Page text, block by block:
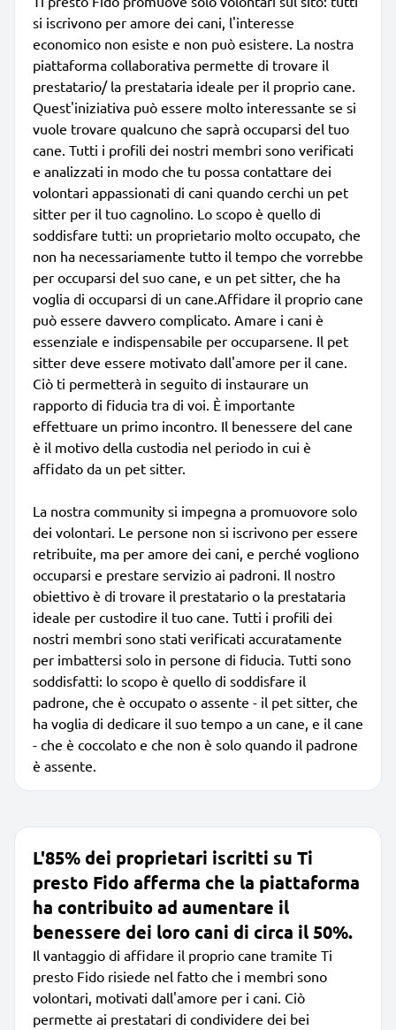
si iscrivono per amore dei cani, l'interesse
economico non esiste e non può esistere. La nostra
piattaforma collaborativa permette di trovare il
prestatario/ la prestataria ideale per il proprio cane.
Quest'iniziativa può essere molto interessante se si
vuole trovare qualcuno che saprà occuparsi del tuo
cane. Tutti i profili dei nostri membri sono verificati
e analizzati in modo che tu possa contattare dei
volontari appassionati di cani quando cerchi un pet
sitter per il tuo cagnolino. Lo scopo è quello di
soddisfare tutti: un proprietario molto occupato, che
non ha necessariamente tutto il tempo che vorrebbe
per occuparsi del suo cane, e un pet sitter, che ha
voglia di occuparsi di un cane.Affidare il proprio cane
può essere davvero complicato. Amare i cani è
essenziale e indispensabile per occuparsene. Il pet
sitter deve essere motivato dall'amore per il cane.
Ciò ti permetterà in seguito di instaurare un
rapporto di fiducia tra di voi. È importante
effettuare un primo incontro. Il benessere del cane
è il motivo della custodia nel periodo in cui è
affidato da un pet sitter.
La nostra community si impegna a promuovore solo
dei volontari. Le persone non si iscrivono per essere
retribuite, ma per amore dei cani, e perché vogliono
occuparsi e prestare servizio ai padroni. Il nostro
obiettivo è di trovare il prestatario o la prestataria
ideale per custodire il tuo cane. Tutti i profili dei
nostri membri sono stati verificati accuratamente
per imbattersi solo in persone di fiducia. Tutti sono
soddisfatti: lo scopo è quello di soddisfare il
padrone, che è occupato o assente - il pet sitter, che
ha voglia di dedicare il suo tempo a un cane, e il cane
- che è coccolato e che non è solo quando il padrone
è assente.
L'85% dei proprietari iscritti su Ti
presto Fido afferma che la piattaforma
ha contribuito ad aumentare il
benessere dei loro cani di circa il 50%.
Il vantaggio di affidare il proprio cane tramite Ti
presto Fido risiede nel fatto che i membri sono
volontari, motivati dall'amore per i cani. Ciò
permette ai prestatari di condividere dei bei